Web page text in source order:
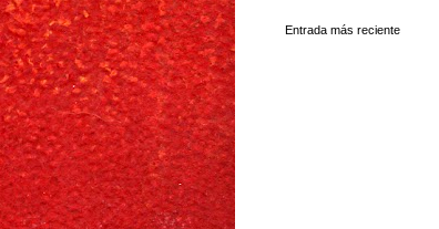
Entrada más reciente